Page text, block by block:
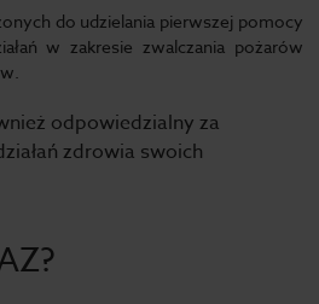
do udzielania pierwszej pomocy
w zakresie zwalczania pożarów
odpowiedzialny za
zdrowia swoich